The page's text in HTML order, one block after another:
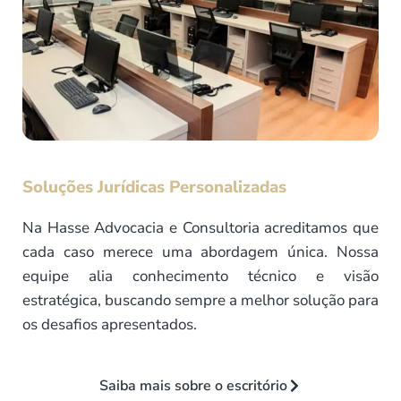
Soluções Jurídicas Personalizadas
Na Hasse Advocacia e Consultoria acreditamos que
cada caso merece uma abordagem única. Nossa
equipe alia conhecimento técnico e visão
estratégica, buscando sempre a melhor solução para
os desafios apresentados.
Saiba mais sobre o escritório